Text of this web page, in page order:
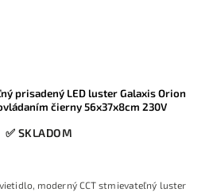
prisadený LED luster Galaxis Orion
čierny 56x37x8cm 230V
✅ SKLADOM
moderný CCT stmievateľný luster